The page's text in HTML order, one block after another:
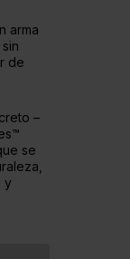
arma
de
–
se
y